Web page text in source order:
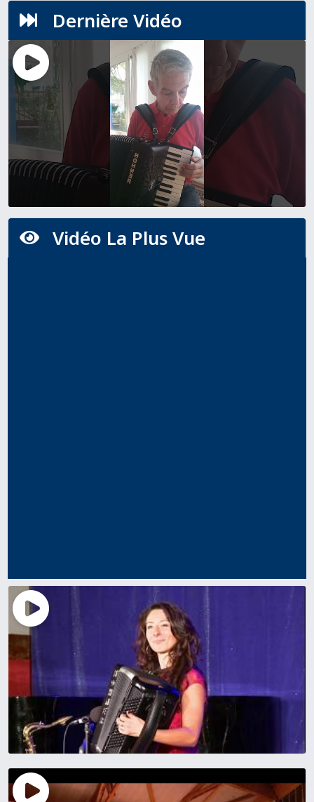
 Dernière Vidéo
 Vidéo La Plus Vue